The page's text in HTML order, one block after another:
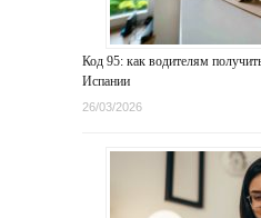
Код 95: как водителям
Испании
26/03/2026